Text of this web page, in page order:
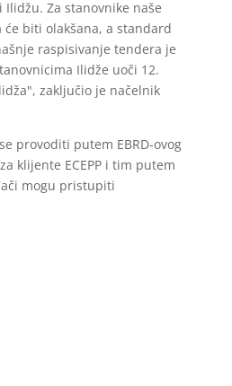
Za stanovnike naše
će biti olakšana, a standard
raspisivanje tendera je
Ilidže uoči 12.
zaključio je načelnik
provoditi putem EBRD-ovog
klijente ECEPP i tim putem
mogu pristupiti